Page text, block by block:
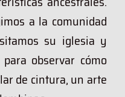
a la comunidad
su iglesia y
observar cómo
de cintura, un arte